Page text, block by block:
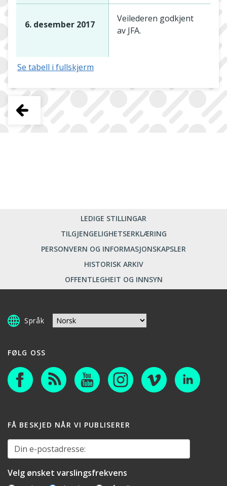
6. desember 2017
Veilederen godkjent
av JFA.
Se tabell i fullskjerm
LEDIGE STILLINGAR
TILGJENGELIGHETSERKLÆRING
PERSONVERN OG INFORMASJONSKAPSLER
HISTORISK ARKIV
OFFENTLEGHEIT OG INNSYN
Språk
FØLG OSS
FÅ BESKJED NÅR VI PUBLISERER
Din e-postadresse:
Velg ønsket varslingsfrekvens